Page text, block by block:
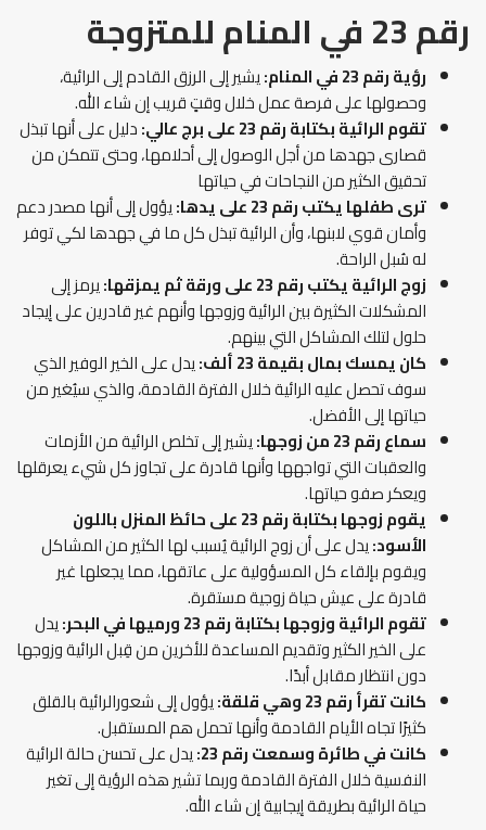
رقم 23 في المنام للمتزوجة
رؤية رقم 23 في المنام:
يشير إلى الرزق القادم إلى الرائية،
وحصولها على فرصة عمل خلال وقتٍ قريب إن شاء الله.
تقوم الرائية بكتابة رقم 23 على برج عالي:
دليل على أنها تبذل
قصارى جهدها من أجل الوصول إلى أحلامها، وحتى تتمكن من
تحقيق الكثير من النجاحات في حياتها
ترى طفلها يكتب رقم 23 على يدها:
يؤول إلى أنها مصدر دعم
وأمان قوي لابنها، وأن الرائية تبذل كل ما في جهدها لكي توفر
له سُبل الراحة.
زوج الرائية يكتب رقم 23 على ورقة ثم يمزقها:
يرمز إلى
المشكلات الكثيرة بين الرائية وزوجها وأنهم غير قادرين على إيجاد
حلول لتلك المشاكل التي بينهم.
كان يمسك بمال بقيمة 23 ألف:
يدل على الخير الوفير الذي
سوف تحصل عليه الرائية خلال الفترة القادمة، والذي سيُغير من
حياتها إلى الأفضل.
سماع رقم 23 من زوجها:
يشير إلى تخلص الرائية من الأزمات
والعقبات التي تواجهها وأنها قادرة على تجاوز كل شيء يعرقلها
ويعكر صفو حياتها.
يقوم زوجها بكتابة رقم 23 على حائظ المنزل باللون
الأسود:يدل على أن زوج الرائية يُسبب لها الكثير من المشاكل
ويقوم بإلقاء كل المسؤولية على عاتقها، مما يجعلها غير
قادرة على عيش حياة زوجية مستقرة.
تقوم الرائية وزوجها بكتابة رقم 23 ورميها في البحر:
يدل
على الخير الكثير وتقديم المساعدة للأخرين من قِبل الرائية وزوجها
دون انتظار مقابل أبدًا.
كانت تقرأ رقم 23 وهي قلقة:
يؤول إلى شعورالرائية بالقلق
كثيرًا تجاه الأيام القادمة وأنها تحمل هم المستقبل.
كانت في طائرة وسمعت رقم 23:
يدل على تحسن حالة الرائية
النفسية خلال الفترة القادمة وربما تشير هذه الرؤية إلى تغير
حياة الرائية بطريقة إيجابية إن شاء الله.